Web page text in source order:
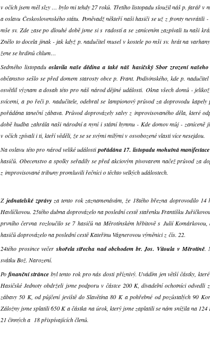
v očích jsem měl slzy … bylo mi tehdy 27 roků. Třetího listopadu sloužil náš p. farář v
a oslavu Československého státu. Poněvadž někteří naši hasiči se už z fronty nevrátili
mše sv. Zde zase po dlouhé době jsme si s radostí a se zanícením zazpívali tu naši
Znělo to docela jinak - jak když p. nadučitel musel v kostele po mši sv. hrát na
žene se hrdinů chlum…
Sedmého listopaduoslavila naše dědina a také náš hasičský Sbor zrození našeho
občanstvo sešlo se před domem starosty obce p. Frant. Podivinského, kde p.
osvětlil význam a dosah této pro náš národ dějiné události. Okna všech domů -
svícemi, a po řeči p. nadučitele, odebral se lampionový průvod za doprovodu
pořádána taneční zábava. Průvod doprovázely salvy z inprovisovaného děla, které
době hudba zahrála naši národní a nyní i státní hymnu - Kde domov můj - zaníceně
v očích zpívali i ti, kteří věděli, že se se svými milými v osvobozené vlasti více nesejdou.
Na oslavu této pro národ veliké událostipořádána 17. listopadu mohutná
hasičů. Obecenstvo a spolky seřadily se před akciovým pivovarem načež průvod za
z improvisované tribuny promluvili řečníci o těchto velkých událostech.
Zjednatelské zprávyza tento rok zaznamenávám, že 18tého března doprovodilo
Havlíčkovou. 25tého dubna doprovázelo na poslední cestě stařenku Františku
prvního června rozloučilo se 7 hasičů na Měrotínském hřbitově s Julií
hasičů doprovázelo na poslední cestě Kateřinu Vágnerovou výměnici z čís. 22.
24tého prosince večer shořela střecha nad obchodem br. Jos. Vitoula v Měrotíně.
svátku Bož. Narození.
Po finanční stránce byl tento rok pro nás dosti příznivý. Uvádím jen větší částky,
Hasičské Jednoty obdrželi jsme podporu v částce 200 K, divadelní ochotníci odvedli
zábavy 50 K, od půjčení jeviště do Slavětína 80 K a pohřebné od pozůstalých 90
Záložny jsme splatili 650 K a částka na úrok, který jsme zaplatili se nám snížila na
21 činných a 18 přispívajících členů.